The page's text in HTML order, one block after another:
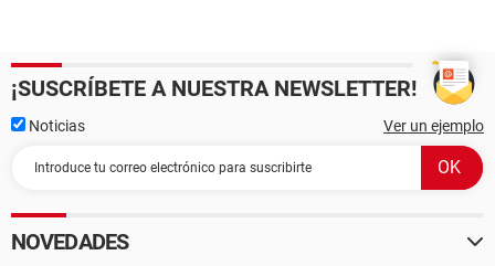
¡SUSCRÍBETE A NUESTRA NEWSLETTER!
Noticias Ver un ejemplo
NOVEDADES